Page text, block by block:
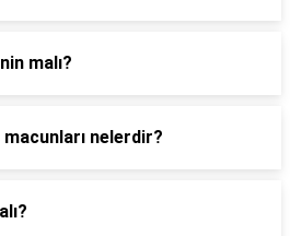
malı?
nelerdir?